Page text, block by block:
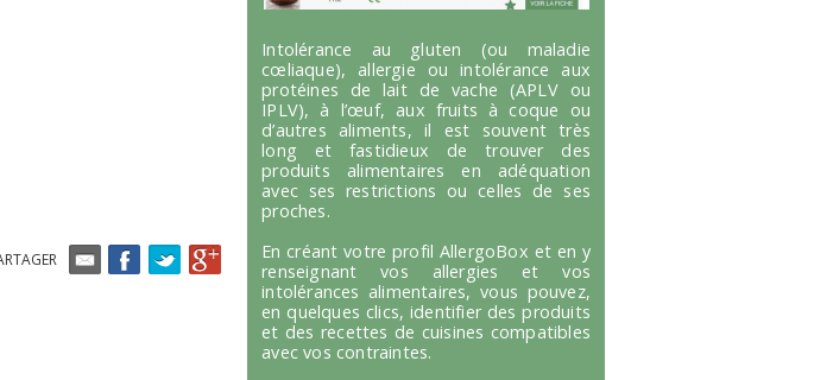
Intolérance au gluten (ou maladie
cœliaque), allergie ou intolérance aux
protéines de lait de vache (APLV ou
IPLV), à l’œuf, aux fruits à coque ou
d’autres aliments, il est souvent très
long et fastidieux de trouver des
produits alimentaires en adéquation
avec ses restrictions ou celles de ses
proches.
En créant votre profil AllergoBox et en y
renseignant vos allergies et vos
intolérances alimentaires, vous pouvez,
en quelques clics, identifier des produits
et des recettes de cuisines compatibles
avec vos contraintes.